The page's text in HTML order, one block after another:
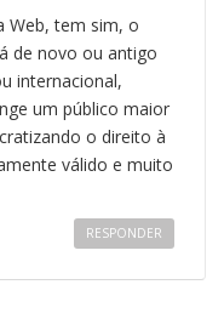
Web, tem sim, o
de novo ou antigo
internacional,
um público maior
o direito à
válido e muito
RESPONDER